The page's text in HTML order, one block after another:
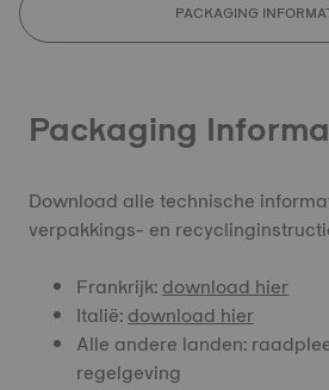
PACKAGING
Packaging
Download alle technische
verpakkings- en
Frankrijk:download hier
Italië:download hier
Alle andere landen:
regelgeving